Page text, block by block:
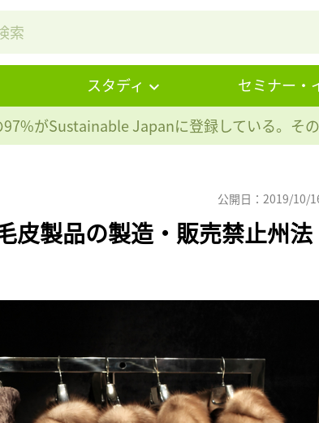
スタディ セミナー・
97%がSustainable Japanに登録している。そ
公開日：2019/10/
皮製品の製造・販売禁止州法